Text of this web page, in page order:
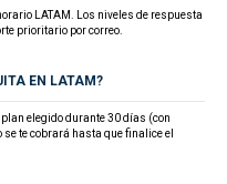
LATAM. Los niveles de respuesta
prioritario por correo.
EN LATAM?
elegido durante 30 días (con
te cobrará hasta que finalice el